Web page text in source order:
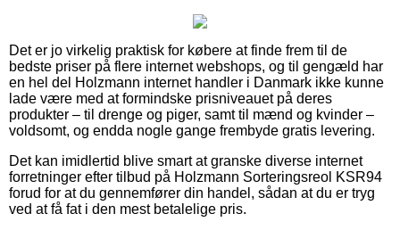
Det er jo virkelig praktisk for købere at finde frem til de
bedste priser på flere internet webshops, og til gengæld har
en hel del Holzmann internet handler i Danmark ikke kunne
lade være med at formindske prisniveauet på deres
produkter – til drenge og piger, samt til mænd og kvinder –
voldsomt, og endda nogle gange frembyde gratis levering.
Det kan imidlertid blive smart at granske diverse internet
forretninger efter tilbud på Holzmann Sorteringsreol KSR94
forud for at du gennemfører din handel, sådan at du er tryg
ved at få fat i den mest betalelige pris.